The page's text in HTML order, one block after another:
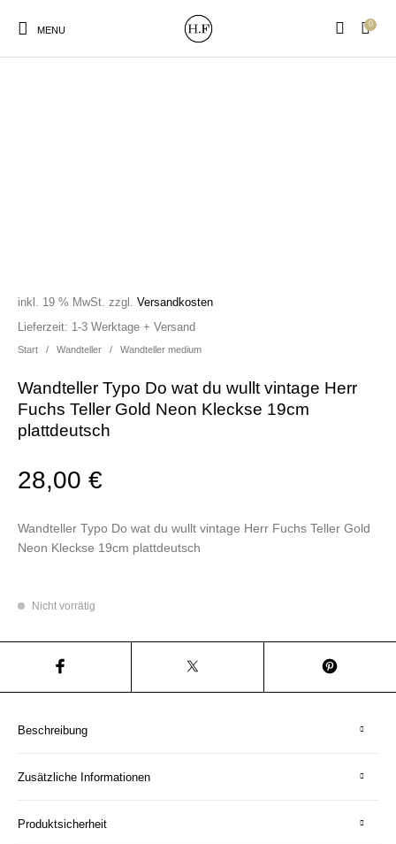
MENU
0
Poster&Notizbücher
für den Kopf
Start / Wandteller / Wandteller medium
Wandteller Typo Do wat du wullt vintage Herr
Fuchs Teller Gold Neon Kleckse 19cm
plattdeutsch
28,00€
inkl. 19 % MwSt. zzgl.Versandkosten
Wandteller Typo Do wat du wullt vintage Herr Fuchs Teller Gold
Neon Kleckse 19cm plattdeutsch
Lieferzeit: 1-3 Werktage + Versand
Nicht vorrätig
Beschreibung
Zusätzliche Informationen
Produktsicherheit